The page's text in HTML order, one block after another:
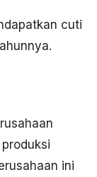
cuti
ini